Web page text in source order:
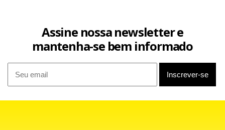
Segundo fontes da administração da mina, um incêndio
ocorreu a 250 metros de profundidade provocado por uma
explosão no sistema de ventilação.
Assine nossa newsletter e
mantenha-se bem informado